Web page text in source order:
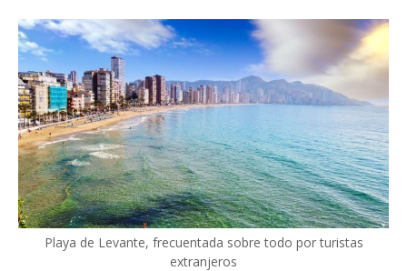
Playa de Levante, frecuentada sobre todo por turistas
extranjeros